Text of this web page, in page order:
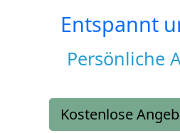
Entspannt
Persönliche
Kostenlose